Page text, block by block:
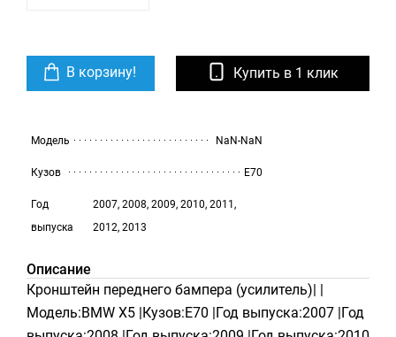
В корзину! Купить в 1 клик
Модель NaN-NaN
Кузов E70
Год
выпуска
2007, 2008, 2009, 2010, 2011,
2012, 2013
Описание
Кронштейн переднего бампера (усилитель)| |
Модель:BMW X5 |Кузов:E70 |Год выпуска:2007 |Год